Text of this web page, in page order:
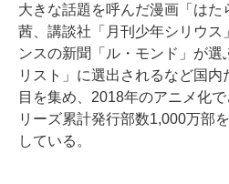
大きな話題を呼んだ漫画「はた
茜、講談社「月刊少年シリウス
ンスの新聞「ル・モンド」が
リスト」に選出されるなど国
目を集め、2018年のアニメ化
リーズ累計発行部数1,000万部
している。